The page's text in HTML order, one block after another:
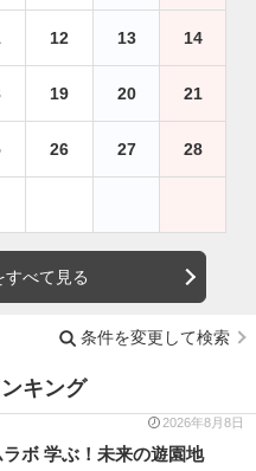
12 13 14
19 20 21
26 27 28
べて見る
条件を変更して検索
キング
2026年8月8日
ボ 学ぶ！未来の遊園地